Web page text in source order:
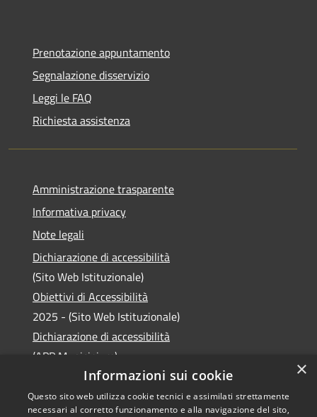
Prenotazione appuntamento
Segnalazione disservizio
Leggi le FAQ
Richiesta assistenza
Amministrazione trasparente
Informativa privacy
Note legali
Dichiarazione di accessibilità
(Sito Web Istituzionale)
Obiettivi di Accessibilità
2025 - (Sito Web Istituzionale)
Dichiarazione di accessibilità
(APP Municipium)
×
Informazioni sui cookie
Questo sito web utilizza cookie tecnici e assimilati strettamente
necessari al corretto funzionamento e alla navigazione del sito,